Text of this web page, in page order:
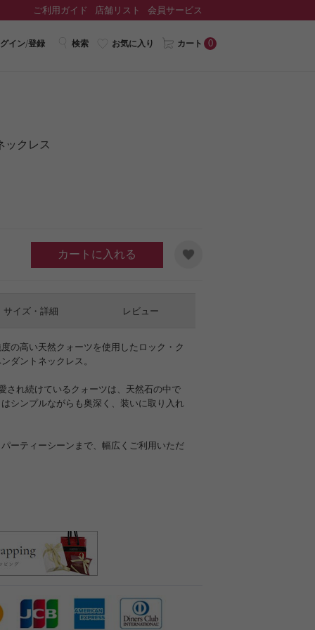
ご利用ガイド 店舗リスト 会員サービス
イン/登録 検索 お気に入り カート 0
ックレス
カートに入れる
の高い天然クォーツを使用したロック・ク
ダントネックレス。
され続けているクォーツは、天然石の中で
シンプルながらも奥深く、装いに取り入れ
ーティーシーンまで、幅広くご利用いただ
サイズ・詳細 レビュー